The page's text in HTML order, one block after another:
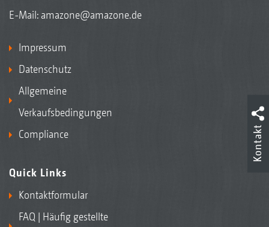
E-Mail: amazone@amazone.de
Impressum
Datenschutz
Allgemeine
Verkaufsbedingungen
Compliance
Quick Links
Kontaktformular
FAQ | Häufig gestellte
Kontakt